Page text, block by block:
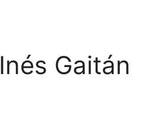
Inés Gaitán